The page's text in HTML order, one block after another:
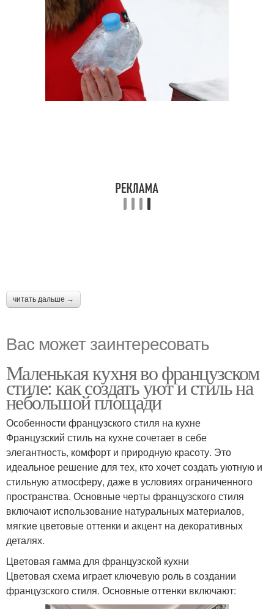
читать дальше →
Вас может заинтересовать
Маленькая кухня во французском
стиле: как создать уют и стиль на
небольшой площади
Особенности французского стиля на кухне
Французский стиль на кухне сочетает в себе
элегантность, комфорт и природную красоту. Это
идеальное решение для тех, кто хочет создать уютную и
стильную атмосферу, даже в условиях ограниченного
пространства. Основные черты французского стиля
включают использование натуральных материалов,
мягкие цветовые оттенки и акцент на декоративных
деталях.
Цветовая гамма для французской кухни
Цветовая схема играет ключевую роль в создании
французского стиля. Основные оттенки включают: